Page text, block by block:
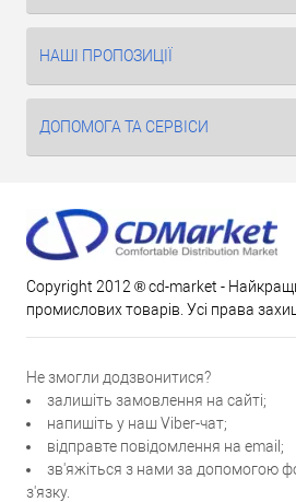
НАШІ ПРОПОЗИЦІЇ
ДОПОМОГА ТА СЕРВІСИ
Copyright 2012 ® cd-market -
промислових товарів. Усі права
Не змогли додзвонитися?
залишіть замовлення на сайті;
напишіть у наш Viber-чат;
відправте повідомлення на email;
зв'яжіться з нами за допомогою
з'язку.